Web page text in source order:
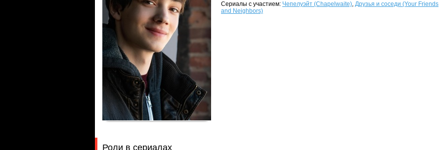
Сериалы с участием: Чепелуэйт (Chapelwaite), Друзья и соседи (Your Friends
and Neighbors)
Роли в сериалах